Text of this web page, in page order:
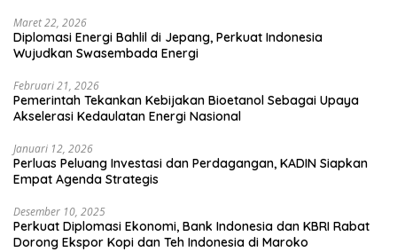
Maret 22, 2026
Diplomasi Energi Bahlil di Jepang, Perkuat Indonesia
Wujudkan Swasembada Energi
Februari 21, 2026
Pemerintah Tekankan Kebijakan Bioetanol Sebagai Upaya
Akselerasi Kedaulatan Energi Nasional
Januari 12, 2026
Perluas Peluang Investasi dan Perdagangan, KADIN Siapkan
Empat Agenda Strategis
Desember 10, 2025
Perkuat Diplomasi Ekonomi, Bank Indonesia dan KBRI Rabat
Dorong Ekspor Kopi dan Teh Indonesia di Maroko